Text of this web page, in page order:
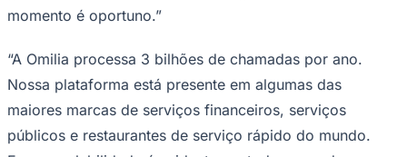
momento é oportuno.”
“A Omilia processa 3 bilhões de chamadas por ano.
Nossa plataforma está presente em algumas das
maiores marcas de serviços financeiros, serviços
públicos e restaurantes de serviço rápido do mundo.